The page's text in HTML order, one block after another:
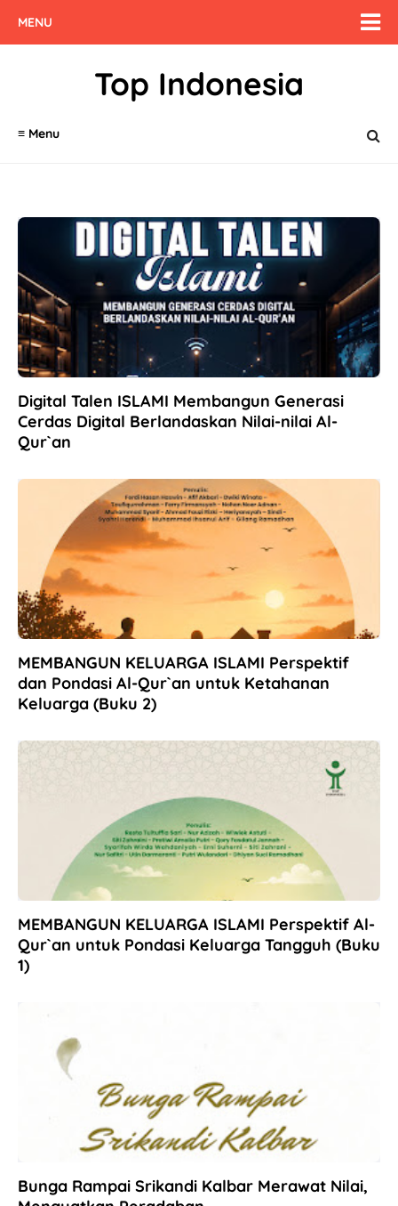
MENU
Top Indonesia
≡ Menu
Digital Talen ISLAMI Membangun Generasi
Cerdas Digital Berlandaskan Nilai-nilai Al-
Qur`an
MEMBANGUN KELUARGA ISLAMI Perspektif
dan Pondasi Al-Qur`an untuk Ketahanan
Keluarga (Buku 2)
MEMBANGUN KELUARGA ISLAMI Perspektif Al-
Qur`an untuk Pondasi Keluarga Tangguh (Buku
1)
Bunga Rampai Srikandi Kalbar Merawat Nilai,